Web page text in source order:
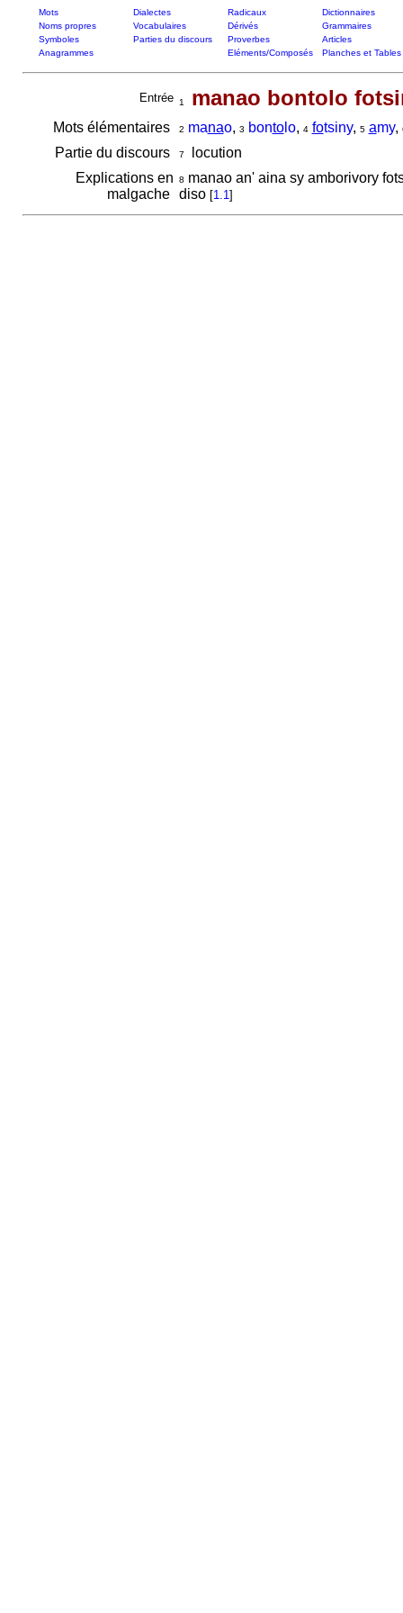
Mots Dialectes Radicaux
Dictionnaires
Noms propres
Vocabulaires Dérivés
Grammaires
Symboles
Parties du discours Proverbes
Articles
Anagrammes
Eléments/Composés Planches et Tables
Entrée 1 manao bontolo
Mots élémentaires 2 manao, 3 bontolo, 4 fotsiny, 5 amy,
Partie du discours 7
locution
Explications en
malgache
8 manao an' aina sy amborivory
diso [1.1]